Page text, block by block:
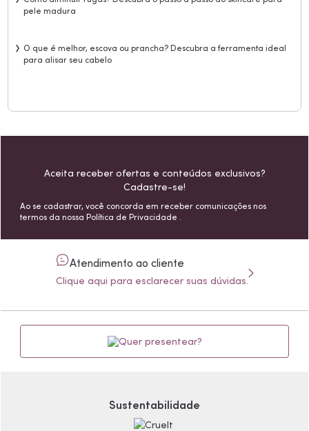
pele madura
O que é melhor, escova ou prancha? Descubra a ferramenta ideal
para alisar seu cabelo
Aceita receber ofertas e conteúdos exclusivos?
Cadastre-se!
Ao se cadastrar, você concorda em receber comunicações nos
termos da nossa Política de Privacidade
Atendimento ao cliente
Clique aqui para esclarecer suas dúvidas.
Quer presentear?
Sustentabilidade